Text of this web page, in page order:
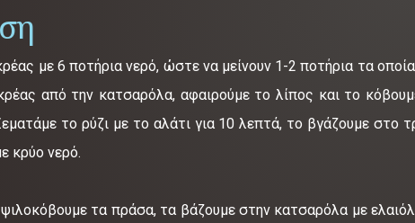
με 6 ποτήρια νερό, ώστε να μείνουν 1-2 ποτήρια τα
από την κατσαρόλα, αφαιρούμε το λίπος και το
το ρύζι με το αλάτι για 10 λεπτά, το βγάζουμε στο
κρύο νερό.
τα πράσα, τα βάζουμε στην κατσαρόλα με